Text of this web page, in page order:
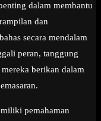
dalam membantu
dan
secara mendalam
peran, tanggung
berikan dalam
pemahaman